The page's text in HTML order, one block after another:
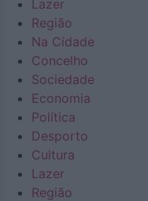
Lazer
Região
Na Cidade
Concelho
Sociedade
Economia
Política
Desporto
Cultura
Lazer
Região